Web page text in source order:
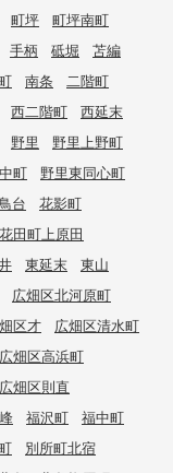
町坪
町坪南町
手柄 砥堀
苫編
南条
二階町
西二階町
西延末
野里
野里上野町
町
野里東同心町
台
花影町
花田町上原田
東延末
東山
広畑区北河原町
区才
広畑区清水町
広畑区高浜町
広畑区則直
福沢町
福中町
別所町北宿